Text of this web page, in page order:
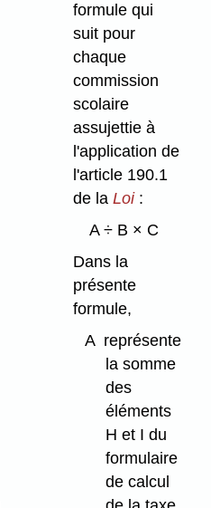
formule qui
suit pour
chaque
commission
scolaire
assujettie à
l'application de
l'article 190.1
de laLoi :
A ÷ B × C
Dans la
présente
formule,
A représente
la somme
des
éléments
H et I du
formulaire
de calcul